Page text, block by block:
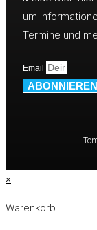
um
Termine und
Email
ABONNIEREN
×
Warenkorb